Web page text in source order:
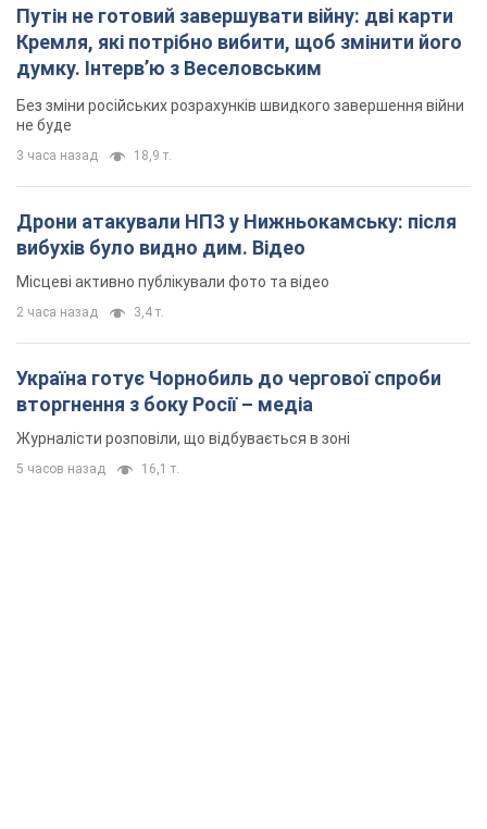
Путін не готовий завершувати війну: дві карти
Кремля, які потрібно вибити, щоб змінити його
думку. Інтерв’ю з Веселовським
Без зміни російських розрахунків швидкого завершення війни
не буде
3 часа назад 18,9 т.
Дрони атакували НПЗ у Нижньокамську: після
вибухів було видно дим. Відео
Місцеві активно публікували фото та відео
2 часа назад 3,4 т.
Україна готує Чорнобиль до чергової спроби
вторгнення з боку Росії – медіа
Журналісти розповіли, що відбувається в зоні
5 часов назад 16,1 т.